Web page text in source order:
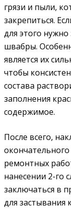
грязи и пыли,
закрепиться.
для этого
швабры.
является их
чтобы
состава
заполнения
содержимое.
После всего,
ремонтных
нанесении 2-го
заключаться в
для застывания